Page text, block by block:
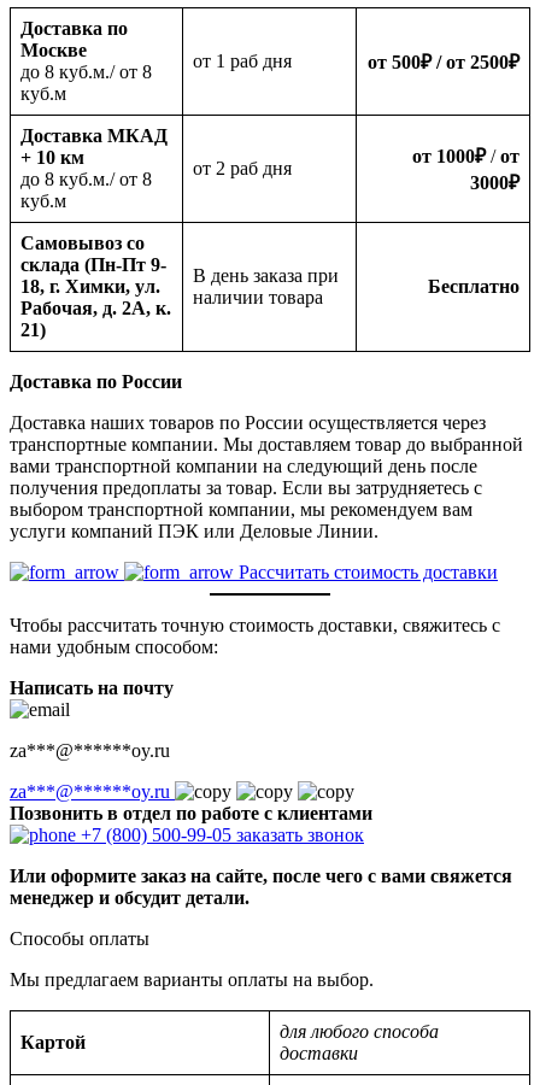
Доставка по
Москве
до 8 куб.м./ от 8
куб.м
oт 1 раб дня от 500₽/ от 2500₽
Доставка МКАД
+ 10 км
до 8 куб.м./ от 8
куб.м
oт 2 раб дня
от 1000₽/от
3000₽
Самовывоз со
склада (Пн-Пт 9-
18, г. Химки, ул.
Рабочая, д. 2А, к.
21)
В день заказа при
наличии товара
Бесплатно
Доставка по России
Доставка наших товаров по России осуществляется через
транспортные компании. Мы доставляем товар до выбранной
вами транспортной компании на следующий день после
получения предоплаты за товар. Если вы затрудняетесь с
выбором транспортной компании, мы рекомендуем вам
услуги компаний ПЭК или Деловые Линии.
Рассчитать стоимость доставки
Чтобы рассчитать точную стоимость доставки, свяжитесь с
нами удобным способом:
Написать на почту
za***@******oy.ru
za***@******oy.ru
Позвонить в отдел по работе с клиентами
+7 (800) 500-99-05 заказать звонок
Или оформите заказ на сайте, после чего с вами свяжется
менеджер и обсудит детали.
Способы оплаты
Мы предлагаем варианты оплаты на выбор.
Картой
для любого способа
доставки